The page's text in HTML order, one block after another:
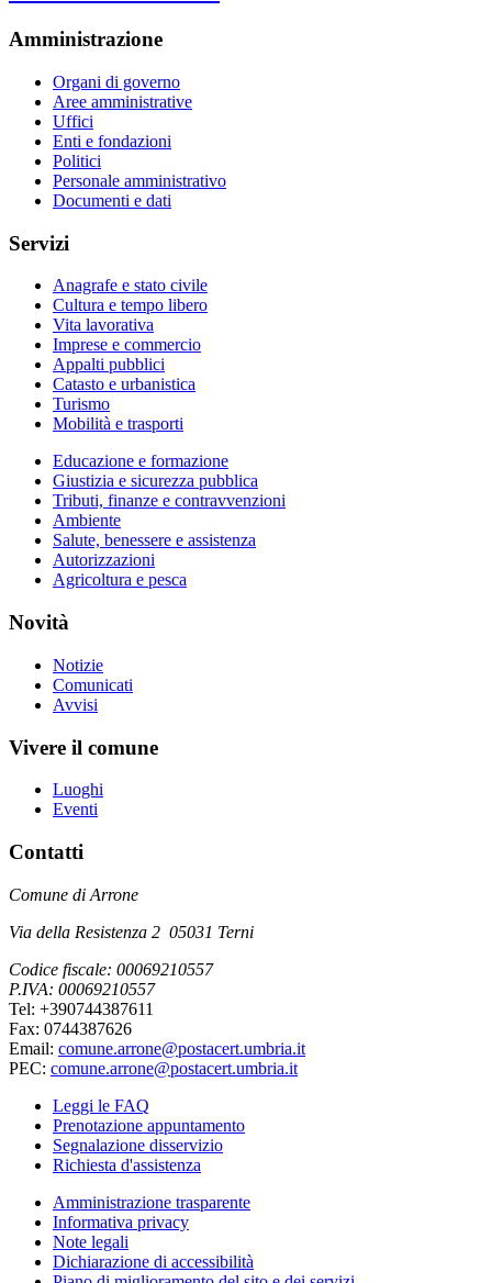
Amministrazione
Organi di governo
Aree amministrative
Uffici
Enti e fondazioni
Politici
Personale amministrativo
Documenti e dati
Servizi
Anagrafe e stato civile
Cultura e tempo libero
Vita lavorativa
Imprese e commercio
Appalti pubblici
Catasto e urbanistica
Turismo
Mobilità e trasporti
Educazione e formazione
Giustizia e sicurezza pubblica
Tributi, finanze e contravvenzioni
Ambiente
Salute, benessere e assistenza
Autorizzazioni
Agricoltura e pesca
Novità
Notizie
Comunicati
Avvisi
Vivere il comune
Luoghi
Eventi
Contatti
Comune di Arrone
Via della Resistenza 2 05031 Terni
Codice fiscale: 00069210557
P.IVA: 00069210557
Tel: +390744387611
Fax: 0744387626
Email: comune.arrone@postacert.umbria.it
PEC: comune.arrone@postacert.umbria.it
Leggi le FAQ
Prenotazione appuntamento
Segnalazione disservizio
Richiesta d'assistenza
Amministrazione trasparente
Informativa privacy
Note legali
Dichiarazione di accessibilità